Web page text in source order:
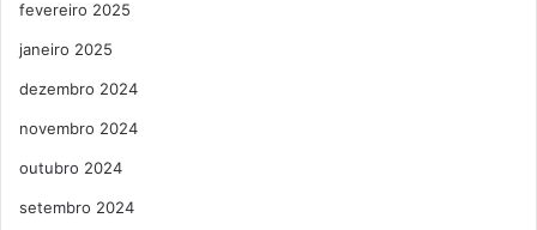
fevereiro 2025
janeiro 2025
dezembro 2024
novembro 2024
outubro 2024
setembro 2024